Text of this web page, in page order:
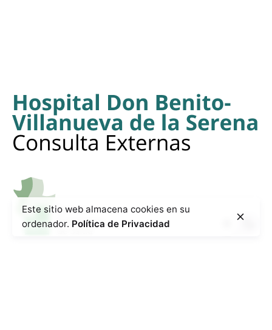
Este sitio web almacena cookies en su
ordenador. Política de Privacidad